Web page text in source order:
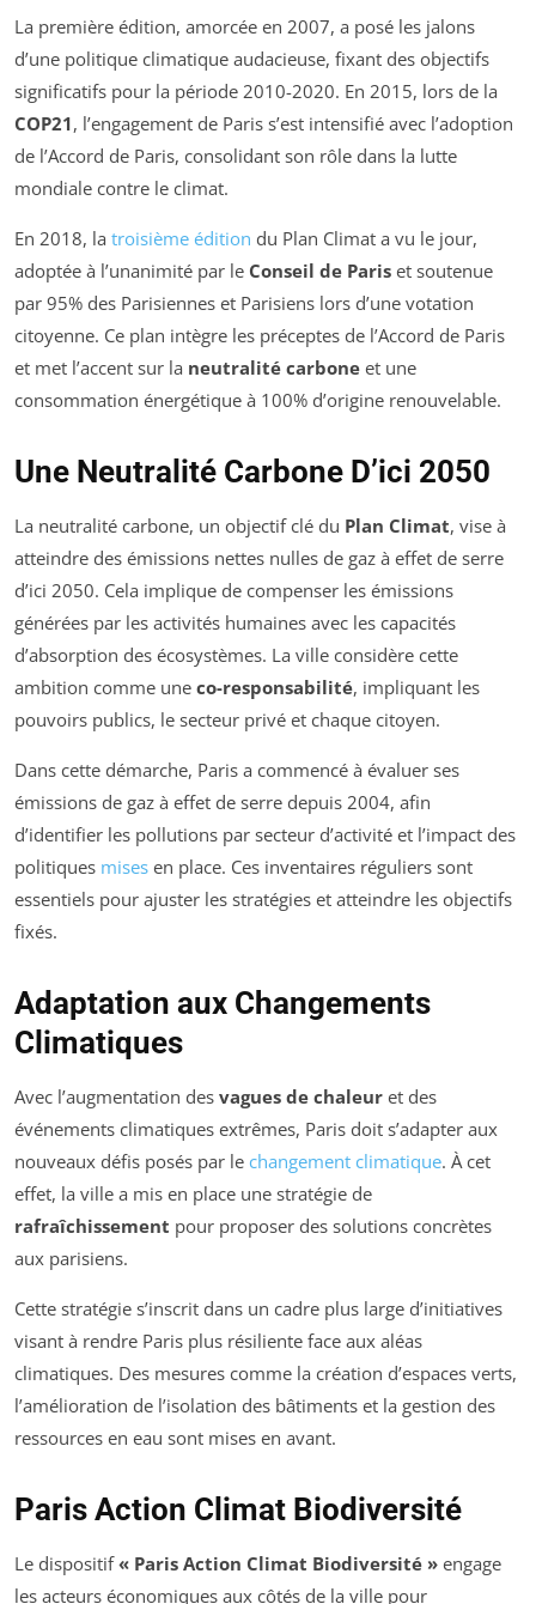
La première édition, amorcée en 2007, a posé les jalons
d’une politique climatique audacieuse, fixant des objectifs
significatifs pour la période 2010-2020. En 2015, lors de la
COP21, l’engagement de Paris s’est intensifié avec l’adoption
de l’Accord de Paris, consolidant son rôle dans la lutte
mondiale contre le climat.
En 2018, la troisième édition du Plan Climat a vu le jour,
adoptée à l’unanimité par le Conseil de Paris et soutenue
par 95% des Parisiennes et Parisiens lors d’une votation
citoyenne. Ce plan intègre les préceptes de l’Accord de Paris
et met l’accent sur la neutralité carbone et une
consommation énergétique à 100% d’origine renouvelable.
Une Neutralité Carbone D’ici 2050
La neutralité carbone, un objectif clé du Plan Climat, vise à
atteindre des émissions nettes nulles de gaz à effet de serre
d’ici 2050. Cela implique de compenser les émissions
générées par les activités humaines avec les capacités
d’absorption des écosystèmes. La ville considère cette
ambition comme une co-responsabilité, impliquant les
pouvoirs publics, le secteur privé et chaque citoyen.
Dans cette démarche, Paris a commencé à évaluer ses
émissions de gaz à effet de serre depuis 2004, afin
d’identifier les pollutions par secteur d’activité et l’impact des
politiques mises en place. Ces inventaires réguliers sont
essentiels pour ajuster les stratégies et atteindre les objectifs
fixés.
Adaptation aux Changements
Climatiques
Avec l’augmentation des vagues de chaleur et des
événements climatiques extrêmes, Paris doit s’adapter aux
nouveaux défis posés par le changement climatique. À cet
effet, la ville a mis en place une stratégie de
rafraîchissement pour proposer des solutions concrètes
aux parisiens.
Cette stratégie s’inscrit dans un cadre plus large d’initiatives
visant à rendre Paris plus résiliente face aux aléas
climatiques. Des mesures comme la création d’espaces verts,
l’amélioration de l’isolation des bâtiments et la gestion des
ressources en eau sont mises en avant.
Paris Action Climat Biodiversité
Le dispositif« Paris Action Climat Biodiversité » engage
les acteurs économiques aux côtés de la ville pour